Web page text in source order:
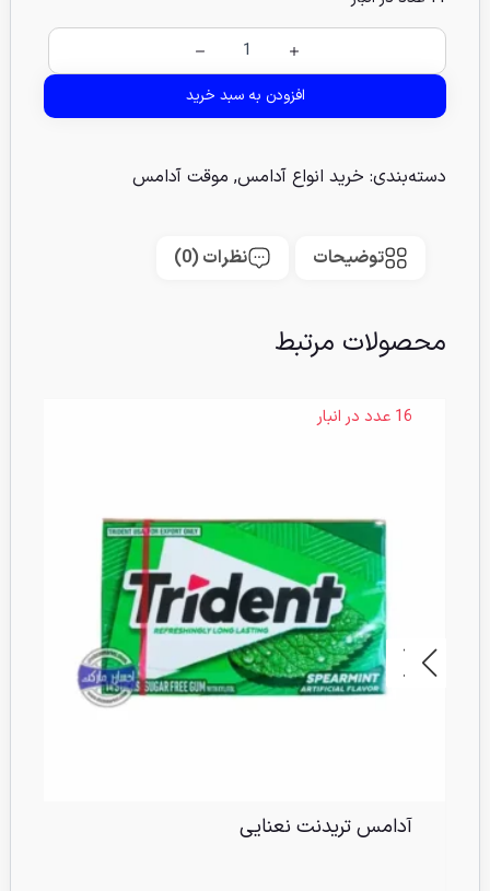
افزودن به سبد خرید
دسته‌بندی: خرید انواع آدامس, موقت آدامس
توضیحات نظرات (0)
محصولات مرتبط
16 عدد در انبار
آدامس تریدنت نعنایی